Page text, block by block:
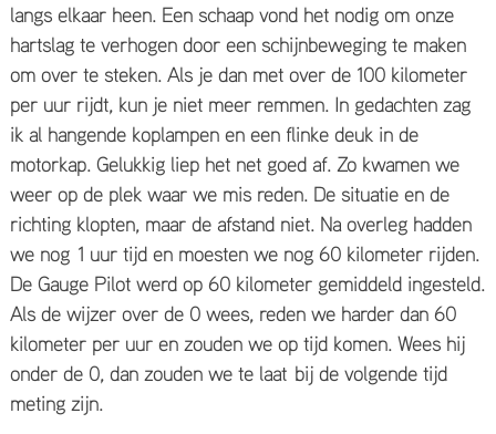
langs elkaar heen. Een schaap vond het nodig om onze
hartslag te verhogen door een schijnbeweging te maken
om over te steken. Als je dan met over de 100 kilometer
per uur rijdt, kun je niet meer remmen. In gedachten zag
ik al hangende koplampen en een flinke deuk in de
motorkap. Gelukkig liep het net goed af. Zo kwamen we
weer op de plek waar we mis reden. De situatie en de
richting klopten, maar de afstand niet. Na overleg hadden
we nog 1 uur tijd en moesten we nog 60 kilometer rijden.
De Gauge Pilot werd op 60 kilometer gemiddeld ingesteld.
Als de wijzer over de 0 wees, reden we harder dan 60
kilometer per uur en zouden we op tijd komen. Wees hij
onder de 0, dan zouden we te laat bij de volgende tijd
meting zijn.